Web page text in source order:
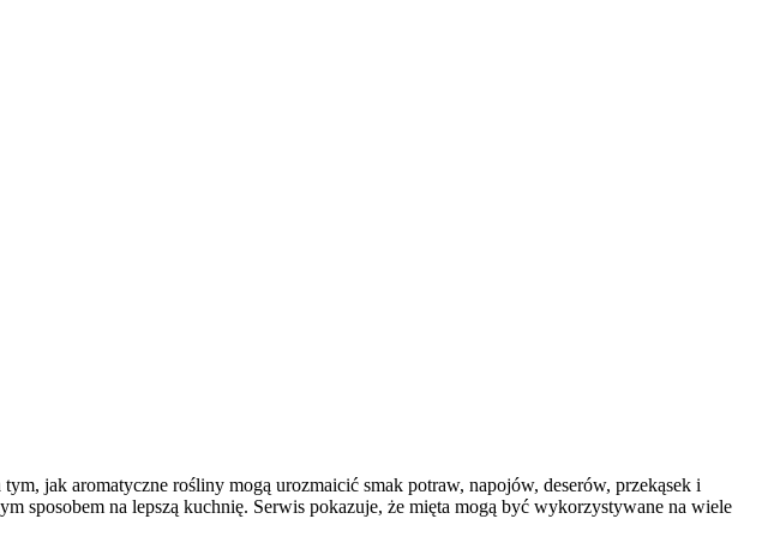
jak aromatyczne rośliny mogą urozmaicić smak potraw, napojów, deserów, przekąsek i
sposobem na lepszą kuchnię. Serwis pokazuje, że mięta mogą być wykorzystywane na wiele